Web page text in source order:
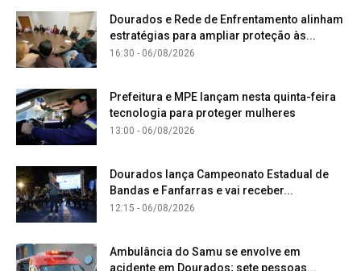
Dourados e Rede de Enfrentamento alinham
estratégias para ampliar proteção às...
16:30 - 06/08/2026
Prefeitura e MPE lançam nesta quinta-feira
tecnologia para proteger mulheres
13:00 - 06/08/2026
Dourados lança Campeonato Estadual de
Bandas e Fanfarras e vai receber...
12:15 - 06/08/2026
Ambulância do Samu se envolve em
acidente em Dourados; sete pessoas...